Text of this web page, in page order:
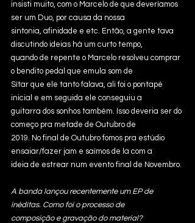
insisti muito, com o Marcelo de que deveríamos
ser um Duo, por causa da nossa
sintonia, afinidade e etc. Então, a gente tava
discutindo ideias há um curto tempo,
quando de repente o Marcelo resolveu comprar
o bendito pedal que emula som de
Sítar que ele tanto falava, ali foi o pontapé
inicial e em seguida ele conseguiu a
guitarra dos sonhos também. Isso deveria ser do
começo pra metade de Outubro de
2019. No final de Outubro fomos pra estúdio
ensaiar/fazer jam e saímos de la com a
ideia de estrear num evento final de Novembro.
A banda lançou recentemente um EP de
inéditas. Como foi o processo de
composição e gravação do material?